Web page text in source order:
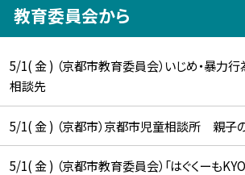
教育委員会から
5/1( 金 ) （京都市教育委員会）いじめ・暴力
相談先
5/1( 金 ) （京都市）京都市児童相談所 親子
5/1( 金 ) （京都市教育委員会）「はぐくーも